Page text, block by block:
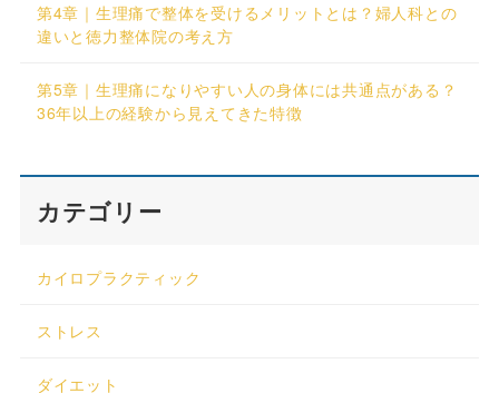
第4章｜生理痛で整体を受けるメリットとは？婦人科との
違いと徳力整体院の考え方
第5章｜生理痛になりやすい人の身体には共通点がある？
36年以上の経験から見えてきた特徴
カテゴリー
カイロプラクティック
ストレス
ダイエット